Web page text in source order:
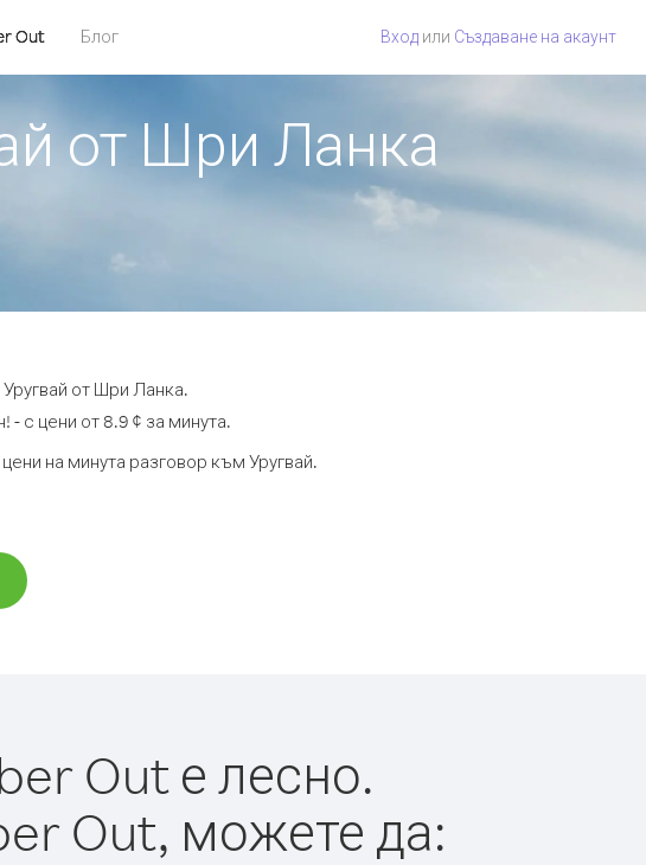
Out Блог Вход или Създаване на акаунт
от Шри Ланка
от Шри Ланка.
- с цени от 8.9 ¢ за минута.
на минута разговор към Уругвай.
Out е лесно.
Out, можете да: